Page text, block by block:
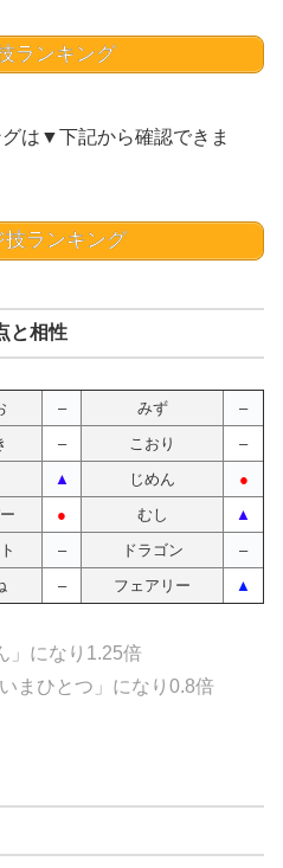
ランキング
は▼下記から確認できま
技ランキング
と相性
– みず
–
– こおり
–
▲ じめん
●
● むし
▲
– ドラゴン
–
– フェアリー ▲
」になり1.25倍
まひとつ」になり0.8倍